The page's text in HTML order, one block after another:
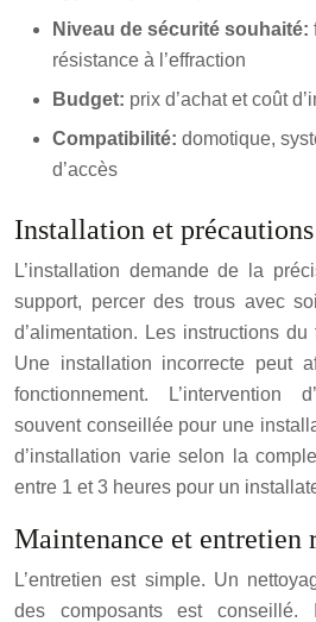
Niveau de sécurité souhaité:
résistance à l’effraction
Budget: prix d’achat et coût
Compatibilité: domotique,
d’accès
Installation et précautions
L’installation demande de la
support, percer des trous avec
d’alimentation. Les instructions
Une installation incorrecte peut
fonctionnement. L’intervention
souvent conseillée pour une
d’installation varie selon la
entre 1 et 3 heures pour un
Maintenance et entretien
L’entretien est simple. Un
des composants est